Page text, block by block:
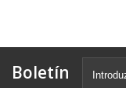
Boletín